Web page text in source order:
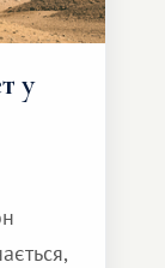
у